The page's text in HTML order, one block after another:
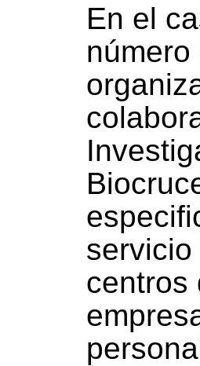
En el
centros